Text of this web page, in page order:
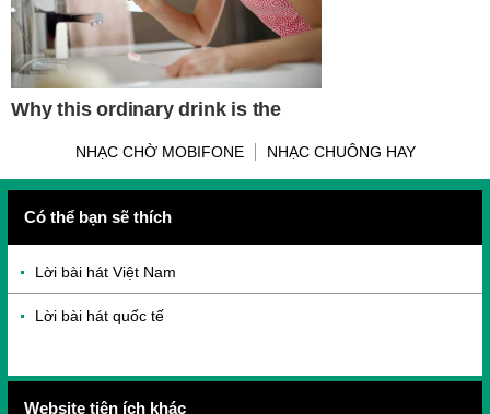
NHẠC CHỜ MOBIFONE NHẠC CHUÔNG HAY
Có thể bạn sẽ thích
Lời bài hát Việt Nam
Lời bài hát quốc tế
Website tiện ích khác